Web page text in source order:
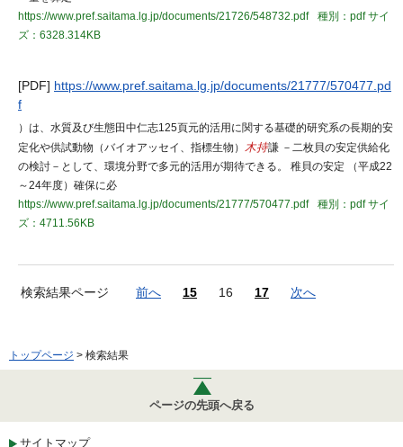
https://www.pref.saitama.lg.jp/documents/21726/548732.pdf
種別：pdfサイ
ズ：6328.314KB
[PDF] https://www.pref.saitama.lg.jp/documents/21777/570477.pd
f
）は、水質及び生態田中仁志125頁元的活用に関する基礎的研究系の長期的安
定化や供試動物（バイオアッセイ、指標生物） 木持謙 －二枚貝の安定供給化
の検討－として、環境分野で多元的活用が期待できる。 稚貝の安定 （平成22
～24年度）確保に必
https://www.pref.saitama.lg.jp/documents/21777/570477.pdf
種別：pdfサイ
ズ：4711.56KB
検索結果ページ 前へ 15 16 17 次へ
トップページ > 検索結果
ページの先頭へ戻る
サイトマップ